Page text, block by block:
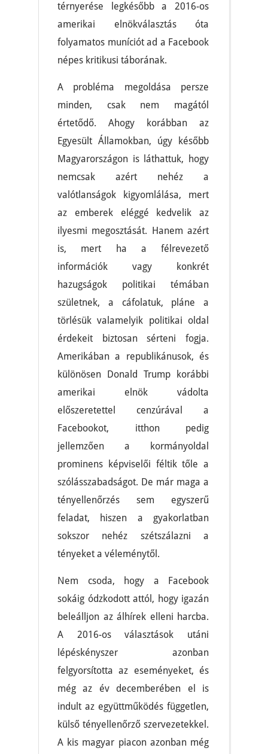
térnyerése legkésőbb a 2016-os
amerikai elnökválasztás óta
folyamatos muníciót ad a Facebook
népes kritikusi táborának.
A probléma megoldása persze
minden, csak nem magától
értetődő. Ahogy korábban az
Egyesült Államokban, úgy később
Magyarországon is láthattuk, hogy
nemcsak azért nehéz a
valótlanságok kigyomlálása, mert
az emberek eléggé kedvelik az
ilyesmi megosztását. Hanem azért
is, mert ha a félrevezető
információk vagy konkrét
hazugságok politikai témában
születnek, a cáfolatuk, pláne a
törlésük valamelyik politikai oldal
érdekeit biztosan sérteni fogja.
Amerikában a republikánusok, és
különösen Donald Trump korábbi
amerikai elnök vádolta
előszeretettel cenzúrával a
Facebookot, itthon pedig
jellemzően a kormányoldal
prominens képviselői féltik tőle a
szólásszabadságot. De már maga a
tényellenőrzés sem egyszerű
feladat, hiszen a gyakorlatban
sokszor nehéz szétszálazni a
tényeket a véleménytől.
Nem csoda, hogy a Facebook
sokáig ódzkodott attól, hogy igazán
beleálljon az álhírek elleni harcba.
A 2016-os választások utáni
lépéskényszer azonban
felgyorsította az eseményeket, és
még az év decemberében el is
indult az együttműködés független,
külső tényellenőrző szervezetekkel.
A kis magyar piacon azonban még